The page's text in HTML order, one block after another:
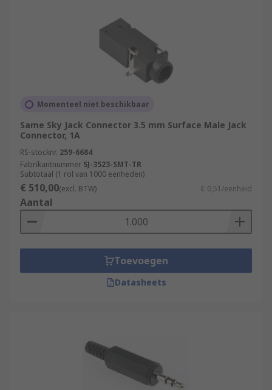
Momenteel niet beschikbaar
Same Sky Jack Connector 3.5 mm Surface Male Jack
Connector, 1A
RS-stocknr. 259-6684
Fabrikantnummer SJ-3523-SMT-TR
Subtotaal (1 rol van 1000 eenheden)
€ 510,00(excl. BTW) € 0,51/eenheid
Aantal
Toevoegen
Datasheets